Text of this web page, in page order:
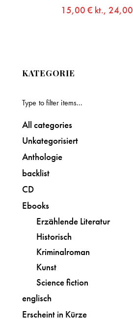
15,00 € kt., 24,00
KATEGORIE
All categories
Unkategorisiert
Anthologie
backlist
CD
Ebooks
Erzählende Literatur
Historisch
Kriminalroman
Kunst
Science fiction
englisch
Erscheint in Kürze